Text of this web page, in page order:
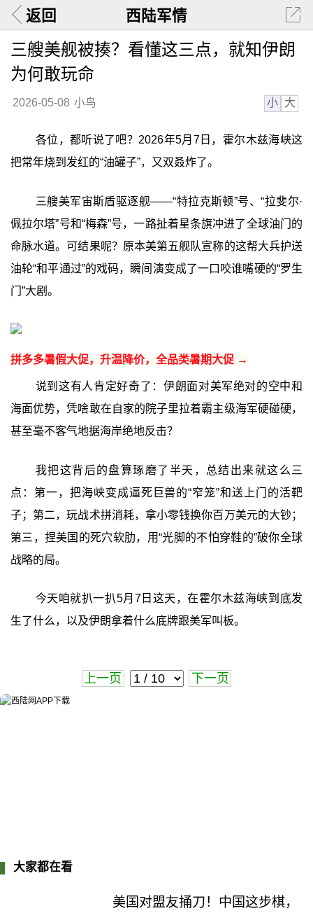
返回 西陆军情
三艘美舰被揍？看懂这三点，就知伊朗
为何敢玩命
2026-05-08 小鸟 小 大
各位，都听说了吧？2026年5月7日，霍尔木兹海峡这
把常年烧到发红的“油罐子”，又双叒炸了。
三艘美军宙斯盾驱逐舰——“特拉克斯顿”号、“拉斐尔·
佩拉尔塔”号和“梅森”号，一路扯着星条旗冲进了全球油门的
命脉水道。可结果呢？原本美第五舰队宣称的这帮大兵护送
油轮“和平通过”的戏码，瞬间演变成了一口咬谁嘴硬的“罗生
门”大剧。
拼多多暑假大促，升温降价，全品类暑期大促 →
说到这有人肯定好奇了：伊朗面对美军绝对的空中和
海面优势，凭啥敢在自家的院子里拉着霸主级海军硬碰硬，
甚至毫不客气地据海岸绝地反击？
我把这背后的盘算琢磨了半天，总结出来就这么三
点：第一，把海峡变成逼死巨兽的“窄笼”和送上门的活靶
子；第二，玩战术拼消耗，拿小零钱换你百万美元的大钞；
第三，捏美国的死穴软肋，用“光脚的不怕穿鞋的”破你全球
战略的局。
今天咱就扒一扒5月7日这天，在霍尔木兹海峡到底发
生了什么，以及伊朗拿着什么底牌跟美军叫板。
上一页 下一页
大家都在看
美国对盟友捅刀！中国这步棋，